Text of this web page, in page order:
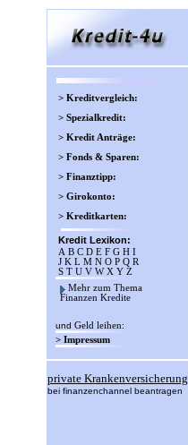
> Kreditvergleich:
> Spezialkredit:
> Kredit Anträge:
> Fonds & Sparen:
> Finanztipp:
> Girokonto:
> Kreditkarten:
Kredit Lexikon:
A B C D E F G H I
J K L M N O P Q R
S T U V WX Y Z
Mehr zum Thema
Finanzen Kredite
und Geld leihen:
> Impressum
private Krankenversicherung
bei finanzenchannel beantragen